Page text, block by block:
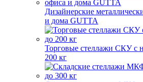
Дизайнерские
и дома GUTTA
Торговые стеллажи СКУ с
200 кг